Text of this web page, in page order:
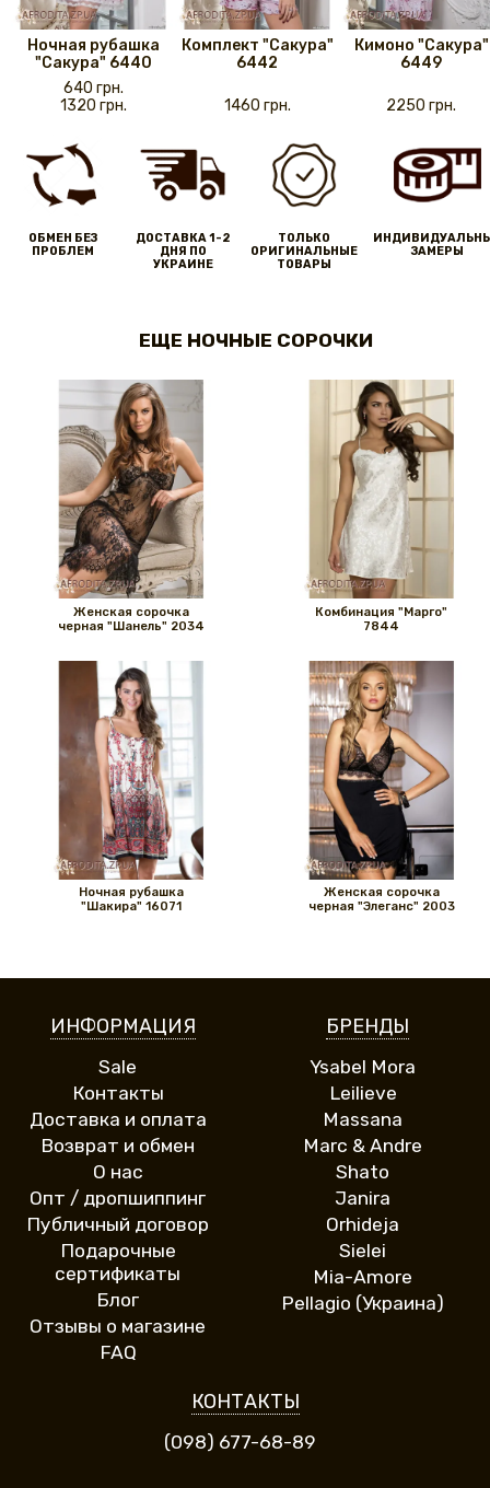
Ночная рубашка
"Сакура" 6440
640 грн.
1320 грн.
Комплект "Сакура"
6442
1460 грн.
Кимоно "Сакура"
6449
2250 грн.
ОБМЕН БЕЗ
ПРОБЛЕМ
ДОСТАВКА 1-2
ДНЯ ПО
УКРАИНЕ
ТОЛЬКО
ОРИГИНАЛЬНЫЕ
ТОВАРЫ
ЗАМЕРЫ
ЕЩЕ НОЧНЫЕ СОРОЧКИ
Женская сорочка
черная "Шанель" 2034
Комбинация "Марго"
7844
Ночная рубашка
"Шакира" 16071
Женская сорочка
черная "Элеганс" 2003
ИНФОРМАЦИЯ
Sale
Контакты
Доставка и оплата
Возврат и обмен
О нас
Опт / дропшиппинг
Публичный договор
Подарочные
сертификаты
Блог
Отзывы о магазине
FAQ
БРЕНДЫ
Ysabel Mora
Leilieve
Massana
Marc & Andre
Shato
Janira
Orhideja
Sielei
Mia-Amore
Pellagio (Украина)
КОНТАКТЫ
(098) 677-68-89